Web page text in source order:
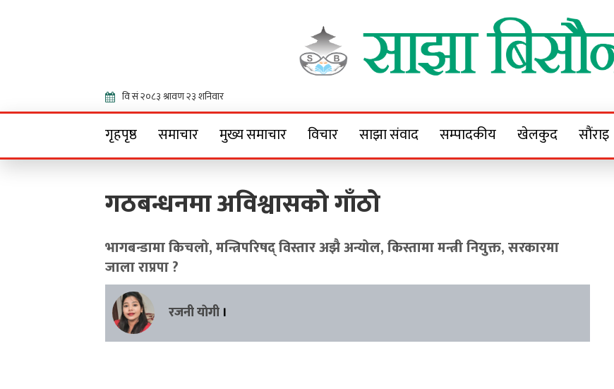
Sajha Bisaunee
गृहपृष्ठ समाचार मुख्य समाचार विचार साझा संवाद सम्पादकीय खेलकुद सौंराइ
गठबन्धनमा अविश्वासको गाँठो
भागबन्डामा किचलो, मन्त्रिपरिषद् विस्तार अझै अन्योल, किस्तामा मन्त्री नियुक्त, सरकारमा
जाला राप्रपा ?
रजनी याेगी ।